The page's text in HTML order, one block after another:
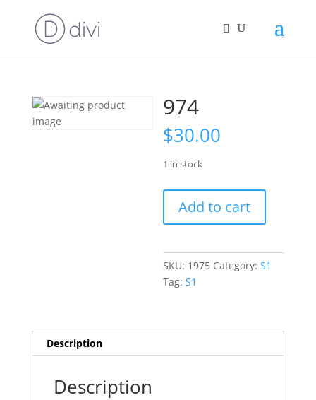
974
$30.00
1 in stock
quantity
Add to cart
SKU: 1975 Category:S1
Tag:S1
Description
Description